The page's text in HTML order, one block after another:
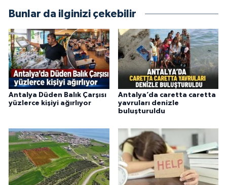
Bunlar da ilginizi çekebilir
Antalya Düden Balık Çarşısı
yüzlerce kişiyi ağırlıyor
Antalya’da caretta caretta
yavruları denizle
buluşturuldu